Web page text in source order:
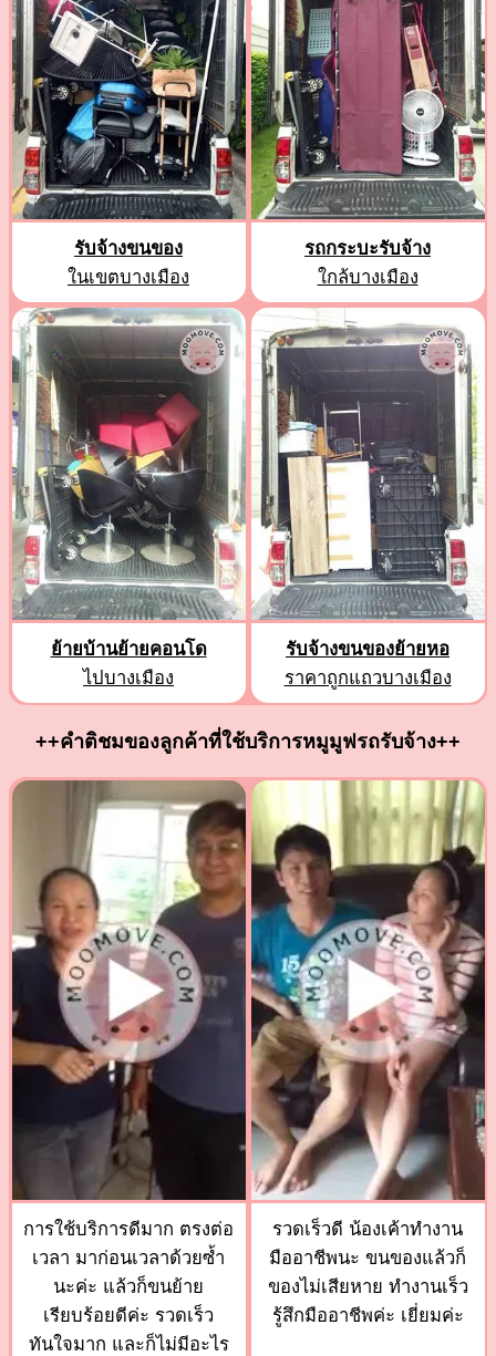
รับจ้างขนของ
ในเขตบางเมือง
รถกระบะรับจ้าง
ใกล้บางเมือง
ย้ายบ้านย้ายคอนโด
ไปบางเมือง
รับจ้างขนของย้ายหอ
ราคาถูกแถวบางเมือง
++คำติชมของลูกค้าที่ใช้บริการหมูมูฟรถรับจ้าง++
การใช้บริการดีมาก ตรงต่อ
เวลา มาก่อนเวลาด้วยซ้ำ
นะค่ะ แล้วก็ขนย้าย
เรียบร้อยดีค่ะ รวดเร็ว
ทันใจมาก และก็ไม่มีอะไร
รวดเร็วดี น้องเค้าทำงาน
มืออาชีพนะ ขนของแล้วก็
ของไม่เสียหาย ทำงานเร็ว
รู้สึกมืออาชีพค่ะ เยี่ยมค่ะ